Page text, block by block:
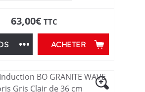
s
f
o
63,00€ TTC
ACHETER